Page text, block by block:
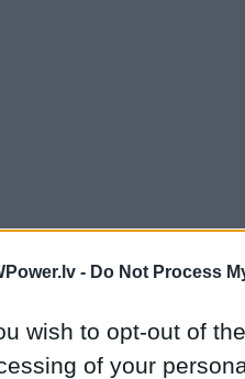
- Do Not Process
wish to opt-out of
of your